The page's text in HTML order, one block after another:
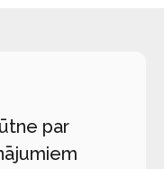
par